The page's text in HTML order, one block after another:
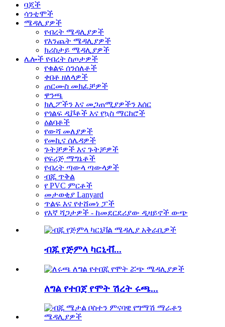
ባጆች
ሳንቲሞች
ሜዳሊያዎች
የብረት ሜዳሊያዎች
የእንጨት ሜዳሊያዎች
ክሪስታይ ሜዳሊያዎች
ሌሎች የብረት ስጦታዎች
የቁልፍ ሰንሰለቶች
ቀበቶ ዘለላዎች
ጠርሙስ መክፈቻዎች
ዋንጫ
ክሊፖችን እና መጋጠሚያዎችን እሰር
የጎልፍ ዲቮቶች እና የኳስ ማርከሮች
ዕልባቶች
የውሻ መለያዎች
የመኪና ሰሌዳዎች
ጉትቻዎች እና ጉትቻዎች
የፍሪጅ ማግኔቶች
የብረት ጣውላ ጣውላዎች
ብጁ ጥቅል
የ PVC ምርቶች
መታወቂያ Lanyard
ጥልፍ እና የተሸመነ ፓች
የእኛ ሻጋታዎች - ከመደርደሪያው ዲዛይኖች ውጭ
ብጁ የጅምላ ካርኒቭ...
ለግል የተበጀ የሞት ሽረት ሩጫ...